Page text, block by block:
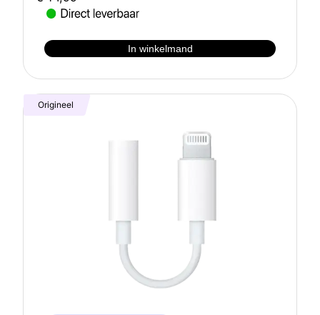
In winkelmand
Origineel